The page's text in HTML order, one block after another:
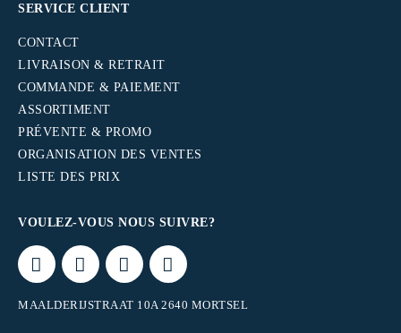
SERVICE CLIENT
CONTACT
LIVRAISON & RETRAIT
COMMANDE & PAIEMENT
ASSORTIMENT
PRÉVENTE & PROMO
ORGANISATION DES VENTES
LISTE DES PRIX
VOULEZ-VOUS NOUS SUIVRE?
MAALDERIJSTRAAT 10A 2640 MORTSEL